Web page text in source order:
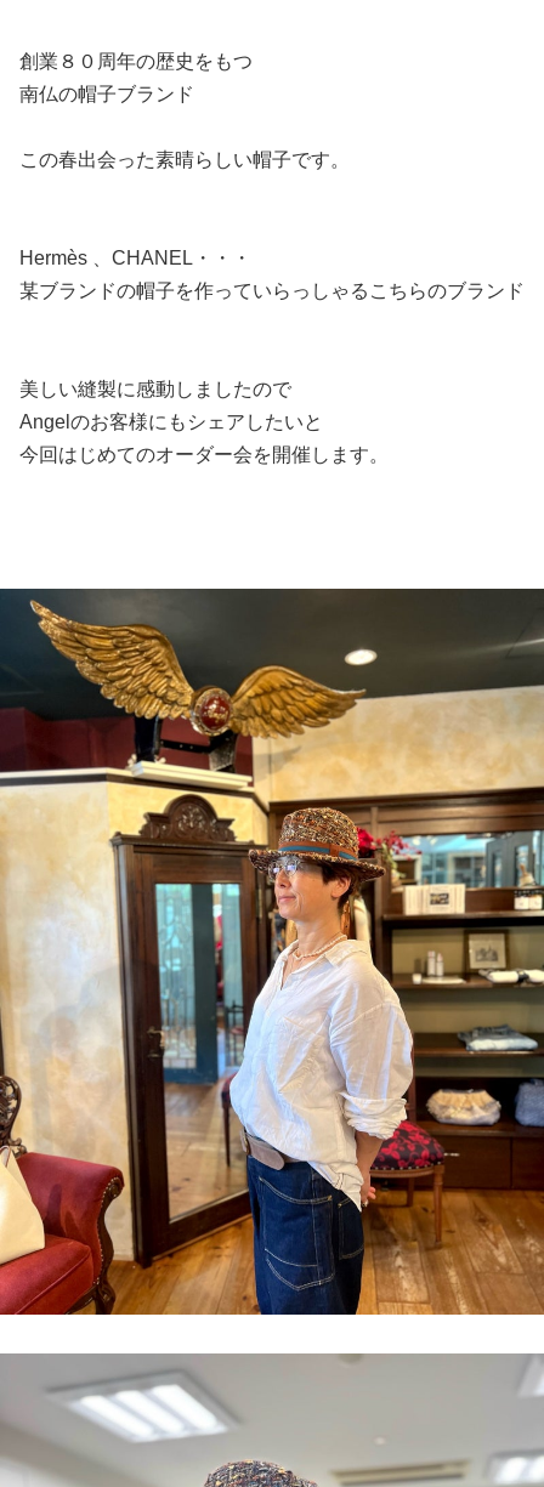
創業８０周年の歴史をもつ
南仏の帽子ブランド
この春出会った素晴らしい帽子です。
Hermès 、CHANEL・・・
某ブランドの帽子を作っていらっしゃるこちらのブランド
美しい縫製に感動しましたので
Angelのお客様にもシェアしたいと
今回はじめてのオーダー会を開催します。